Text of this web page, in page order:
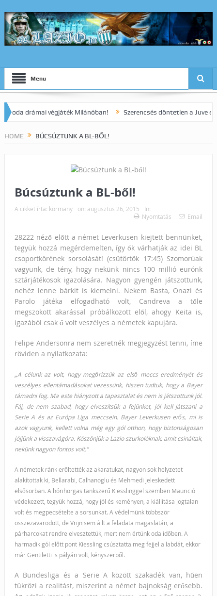
Menu
drámai végjáték Milánóban! Szerencsés döntetlen a Juve elleni
HOME BÚCSÚZTUNK A BL-BŐL!
Búcsúztunk a BL-ből!
A cikket írta: kormany on: augusztus 26, 2015
In:
Nyomtatás
Email
28222 néző előtt a német Leverkusen kiejtett bennünket,
tegyük hozzá megérdemelten, így ők várhatják az idei BL
csoportkörének sorsolását! (csütörtök 17:45) Szomorúak
vagyunk, de tény, hogy nekünk nincs 100 millió eurónk
sztárjátékosok igazolására. Nagyon gyengén játszottunk,
nehéz lenne bárkit is kiemelni. Nekem Basta, Onazi és
Parolo játéka elfogadható volt, Candreva a tőle
megszokott akarással próbálkozott elől, ahogy Keita is,
igazából csak ő volt veszélyes a németek kapujára.
Felipe Andersonra nem szeretnék megjegyzést tenni, íme
röviden a nyilatkozata:
„A célunk az volt, hogy megőrizzük az első meccs eredményét és
veszélyes ellentámadásokat vezessünk, hiszen tudtuk, hogy a Bayer
támadni fog. Ma este hiányzott a tapasztalat és nem is játszottunk jól.
Fáj, de nem szabad, hogy elveszítsük a fejünket, jól kell játszani a
Serie A és az Európa Liga meccsein. Bayer Leverkusen erős, mi is
azok vagyunk, kellett volna még egy gól otthon, hogy biztonságosan
jöjjünk a visszavágóra. Köszönjük a Lazio szurkolóknak, amit csináltak,
nekünk nagyon fontos volt.”
A németek ránk erőltették az akaratukat, nagyon sok helyzetet
alakítottak ki, Bellarabi, Calhanoglu és Mehmedi jeleskedett
elsősorban. A hórihorgas tankszerű Kiesslinggel szemben Maurició
védekezett, tegyük hozzá, hogy jól és keményen, a kiállítása jogtalan
volt és megpecsételte a sorsunkat. A védelmünk többször
összezavarodott, de Vrijn sem állt a feladata magaslatán, a
párharcokat rendre elvesztettük, mert nem értünk oda időben. A
harmadik gól előtt pont Kiessling csúsztatta meg fejjel a labdát, ekkor
már Gentiletti is pályán volt, kényszerből.
A Bundesliga és a Serie A között szakadék van, hűen
tükrözi a realitást, miszerint a német bajnokság erősebb.